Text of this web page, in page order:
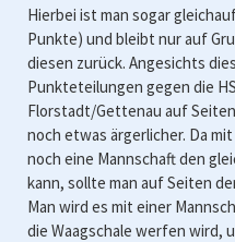
Hierbei ist man sogar
Punkte) und bleibt nur auf
diesen zurück. Angesichts
Punkteteilungen gegen die
Florstadt/Gettenau auf
noch etwas ärgerlicher. Da
noch eine Mannschaft den
kann, sollte man auf Seiten
Man wird es mit einer
die Waagschale werfen wird,